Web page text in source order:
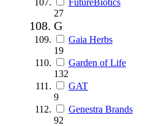
27
G
Gaia Herbs
19
Garden of Life
132
GAT
9
Genestra Brands
92